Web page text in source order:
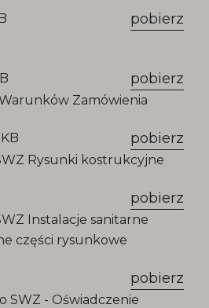
pobierz
pobierz
Zamówienia
pobierz
Rysunki kostrukcyjne
pobierz
Instalacje sanitarne
części rysunkowe
pobierz
SWZ - Oświadczenie